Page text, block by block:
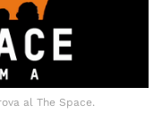
al The Space.